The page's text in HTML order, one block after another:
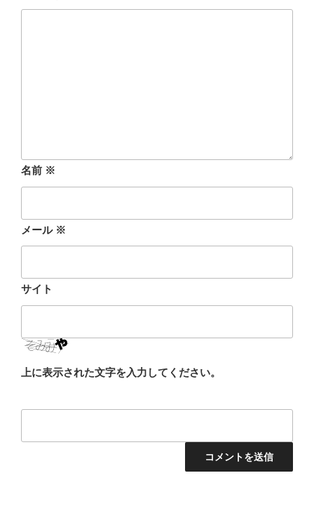
名前 ※
メール ※
サイト
上に表示された文字を入力してください。